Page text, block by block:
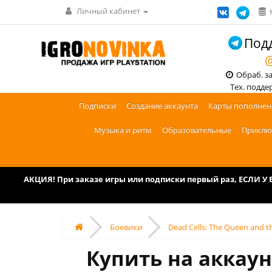
Личный кабинет
Обраб.
Тех.
Подписки
Создание аккаунта Карты
Музыка и ритм Образовательные
АКЦИЯ! При заказе игры или подписки первый раз, ЕСЛИ
Боевики Dead Cells: The Queen and
Купить на